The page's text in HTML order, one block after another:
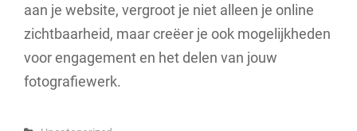
aan je website, vergroot je niet alleen je online
zichtbaarheid, maar creëer je ook mogelijkheden
voor engagement en het delen van jouw
fotografiewerk.